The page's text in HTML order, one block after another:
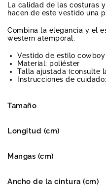
La calidad de las costuras
hacen de este vestido una
Combina la elegancia y el
western atemporal.
Vestido de estilo cowboy
Material: poliéster
Talla ajustada (consulte
Instrucciones de
Tamaño
Longitud (cm)
Mangas (cm)
Ancho de la cintura (cm)